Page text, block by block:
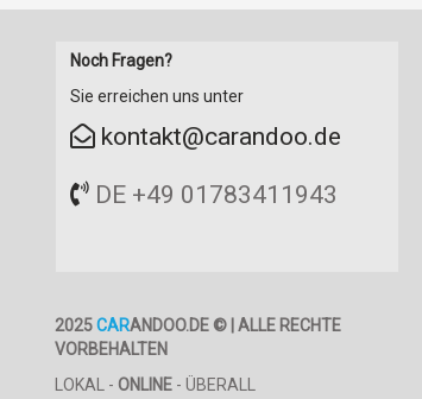
Noch Fragen?
Sie erreichen uns unter
kontakt@carandoo.de
DE +49 01783411943
2025CARANDOO.DE © | ALLE RECHTE
VORBEHALTEN
LOKAL - ONLINE- ÜBERALL